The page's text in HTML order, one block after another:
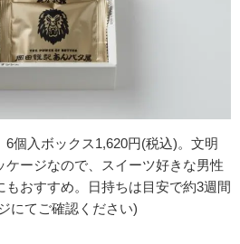
6個入ボックス1,620円(税込)。文明
ケージなので、スイーツ好きな男性
おすすめ。日持ちは目安で約3週間
にてご確認ください)